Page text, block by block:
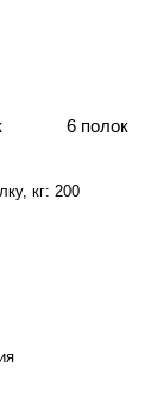
6 полок
кг:200